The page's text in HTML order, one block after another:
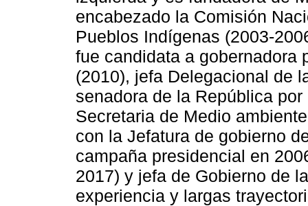
encabezado la Comisión
Pueblos Indígenas (2003-
fue candidata a gobernadora
(2010), jefa Delegacional de
senadora de la República
Secretaria de Medio
con la Jefatura de gobierno
campaña presidencial en
2017) y jefa de Gobierno de
experiencia y largas